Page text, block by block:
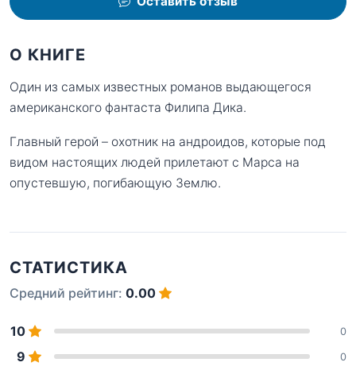
О КНИГЕ
Один из самых известных романов выдающегося
американского фантаста Филипа Дика.
Главный герой – охотник на андроидов, которые под
видом настоящих людей прилетают с Марса на
опустевшую, погибающую Землю.
СТАТИСТИКА
Средний рейтинг: 0.00
10 0
9 0